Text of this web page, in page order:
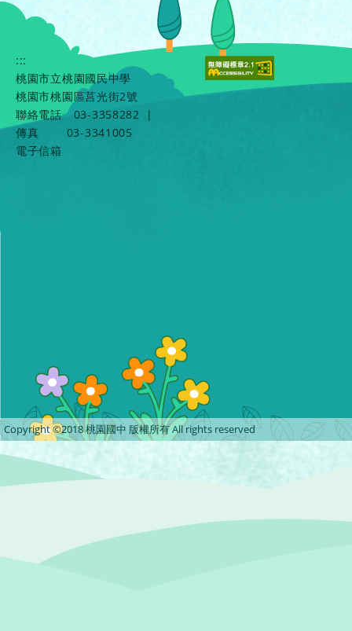
:::
桃園市立桃園國民中學
桃園市桃園區莒光街2號
聯絡電話
03-3358282
|
傳真
03-3341005
電子信箱
Copyright ©2018 桃園國中 版權所有 All rights reserved